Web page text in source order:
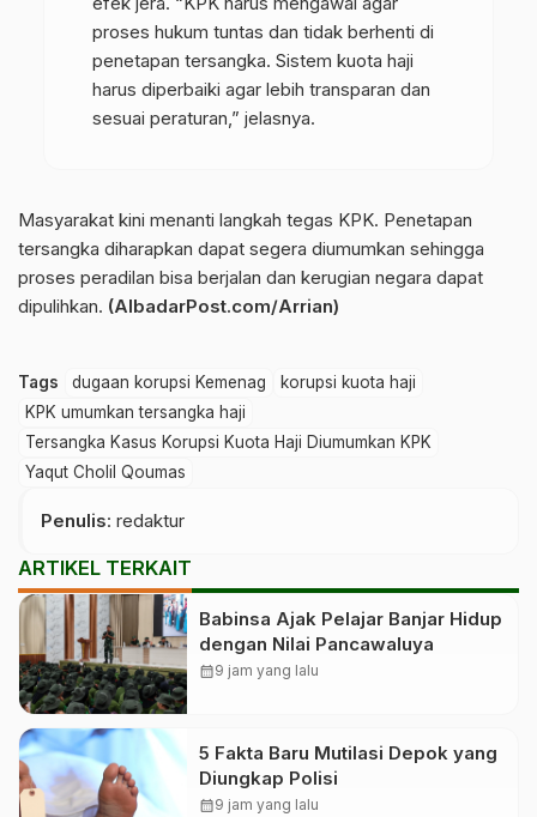
proses hukum tuntas dan tidak berhenti di
penetapan tersangka. Sistem kuota haji
harus diperbaiki agar lebih transparan dan
sesuai peraturan,” jelasnya.
Masyarakat kini menanti langkah tegas KPK. Penetapan
tersangka diharapkan dapat segera diumumkan sehingga
proses peradilan bisa berjalan dan kerugian negara dapat
dipulihkan. (AlbadarPost.com/Arrian)
Tags dugaan korupsi Kemenag
korupsi kuota haji
KPK umumkan tersangka haji
Tersangka Kasus Korupsi Kuota Haji Diumumkan KPK
Yaqut Cholil Qoumas
Penulis: redaktur
ARTIKEL TERKAIT
Babinsa Ajak Pelajar Banjar Hidup
dengan Nilai Pancawaluya
calendar_month9 jam yang lalu
5 Fakta Baru Mutilasi Depok yang
Diungkap Polisi
calendar_month9 jam yang lalu